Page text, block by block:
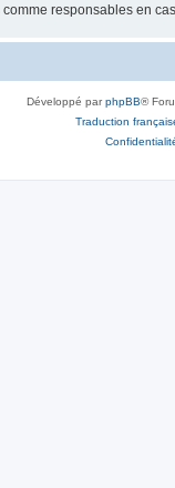
responsables en
Développé parphpBB®
Traduction